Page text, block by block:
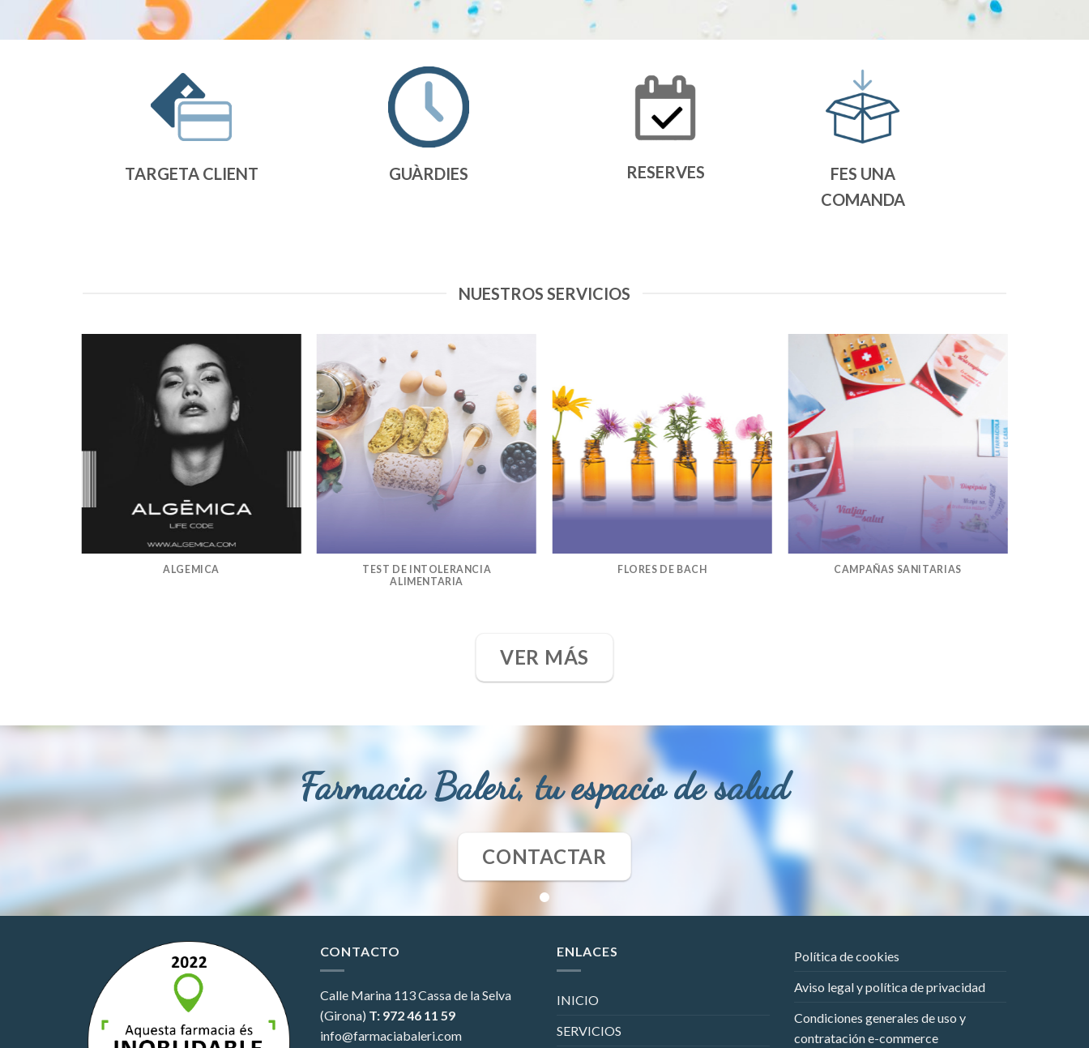
TARGETA CLIENT GUÀRDIES RESERVES
FES UNA
COMANDA
NUESTROS SERVICIOS
ALGEMICA
TEST DE INTOLERANCIA
ALIMENTARIA
FLORES DE BACH CAMPAÑAS SANITARIAS
VER MÁS
Farmacia Baleri, tu espacio de salud
CONTACTAR
CONTACTO
Calle Marina 113Cassa de la Selva
(Girona) T: 972 46 11 59
info@farmaciabaleri.com
ENLACES
INICIO
SERVICIOS
Política de cookies
Aviso legal y política de privacidad
Condiciones generales de uso y
contratación e-commerce